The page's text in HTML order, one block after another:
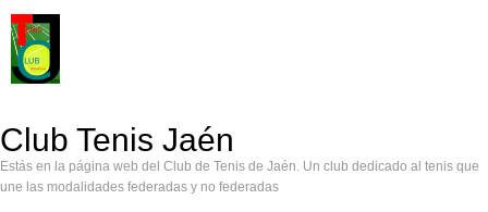
Club Tenis Jaén
Estás en la página web del Club de Tenis de Jaén. Un club dedicado al tenis que
une las modalidades federadas y no federadas